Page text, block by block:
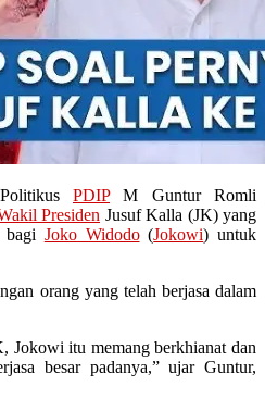
PDIPM Guntur Romli
Presiden Jusuf Kalla (JK) yang
bagi Joko Widodo(Jokowi) untuk
orang yang telah berjasa dalam
Jokowi itu memang berkhianat dan
besar padanya,” ujar Guntur,